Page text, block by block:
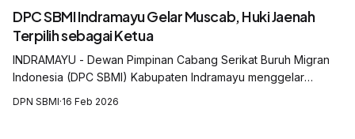
DPC SBMI Indramayu Gelar Muscab, Huki Jaenah
Terpilih sebagai Ketua
INDRAMAYU - Dewan Pimpinan Cabang Serikat Buruh Migran
Indonesia (DPC SBMI) Kabupaten Indramayu menggelar
DPN SBMI·16 Feb 2026